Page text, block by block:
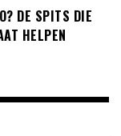
DE SPITS DIE
HELPEN